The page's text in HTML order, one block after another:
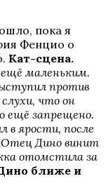
пока я
Фенцио о
Кат-сцена.
ещё маленьким.
против
что он
ещё запрещено.
в ярости, после
Дино винит
отомстила за
ближе и